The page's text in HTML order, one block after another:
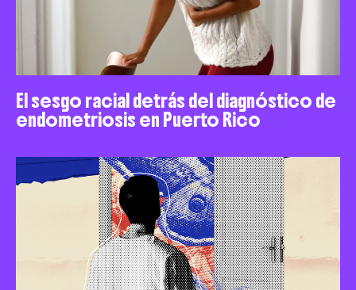
El sesgo racial detrás del diagnóstico de
endometriosis en Puerto Rico